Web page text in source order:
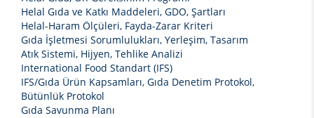
Helal Gıda ve Katkı Maddeleri, GDO, Şartları
Helal-Haram Ölçüleri, Fayda-Zarar Kriteri
Gıda İşletmesi Sorumlulukları, Yerleşim, Tasarım
Atık Sistemi, Hijyen, Tehlike Analizi
International Food Standart (IFS)
IFS/Gıda Ürün Kapsamları, Gıda Denetim Protokol,
Bütünlük Protokol
Gıda Savunma Planı